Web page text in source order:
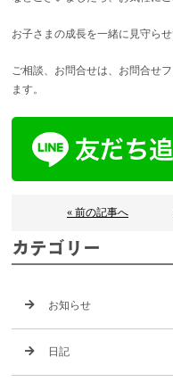
お子さまの成長を一緒に見守ら
ご相談、お問合せは、お問合せ
ます。
« 前の記事へ
カテゴリー
お知らせ
日記